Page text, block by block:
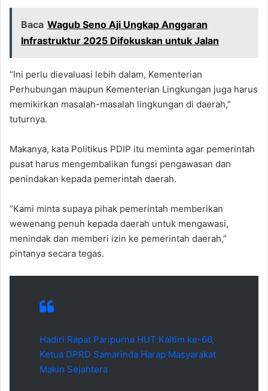
Baca Wagub Seno Aji Ungkap Anggaran
Infrastruktur 2025 Difokuskan untuk Jalan
“Ini perlu dievaluasi lebih dalam, Kementerian
Perhubungan maupun Kementerian Lingkungan juga harus
memikirkan masalah-masalah lingkungan di daerah,”
tuturnya.
Makanya, kata Politikus PDIP itu meminta agar pemerintah
pusat harus mengembalikan fungsi pengawasan dan
penindakan kepada pemerintah daerah.
“Kami minta supaya pihak pemerintah memberikan
wewenang penuh kepada daerah untuk mengawasi,
menindak dan memberi izin ke pemerintah daerah,”
pintanya secara tegas.
Hadiri Rapat Paripurna HUT Kaltim ke-66,
Ketua DPRD Samarinda Harap Masyarakat
Makin Sejahtera